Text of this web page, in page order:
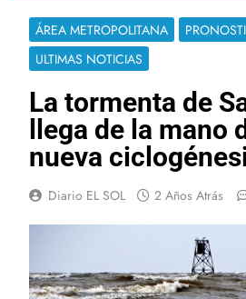
ÁREA METROPOLITANA
ULTIMAS NOTICIAS
La tormenta de
llega de la mano
nueva
Diario EL SOL 2 Años Atrás